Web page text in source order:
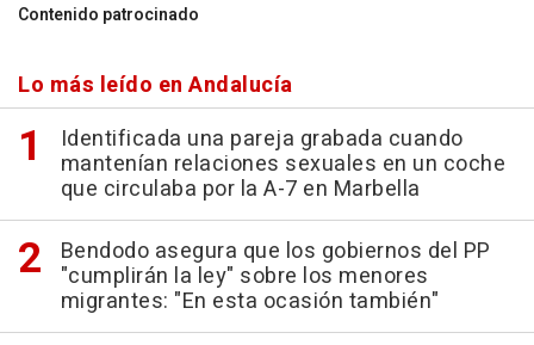
Contenido patrocinado
Lo más leído en Andalucía
Identificada una pareja grabada cuando
mantenían relaciones sexuales en un coche
que circulaba por la A-7 en Marbella
Bendodo asegura que los gobiernos del PP
"cumplirán la ley" sobre los menores
migrantes: "En esta ocasión también"